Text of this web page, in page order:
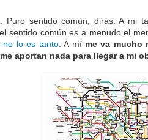
Puro sentido común, dirás. A mi
sentido común es a menudo el
no lo es tanto. A mí me va mucho
aportan nada para llegar a mi